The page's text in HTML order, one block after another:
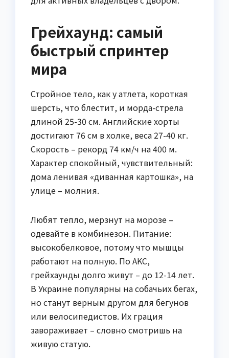
Грейхаунд: самый
быстрый спринтер
мира
Стройное тело, как у атлета, короткая
шерсть, что блестит, и морда-стрела
длиной 25-30 см. Английские хорты
достигают 76 см в холке, веса 27-40 кг.
Скорость – рекорд 74 км/ч на 400 м.
Характер спокойный, чувствительный:
дома ленивая «диванная картошка», на
улице – молния.
Любят тепло, мерзнут на морозе –
одевайте в комбинезон. Питание:
высокобелковое, потому что мышцы
работают на полную. По AKC,
грейхаунды долго живут – до 12-14 лет.
В Украине популярны на собачьих бегах,
но станут верным другом для бегунов
или велосипедистов. Их грация
завораживает – словно смотришь на
живую статую.